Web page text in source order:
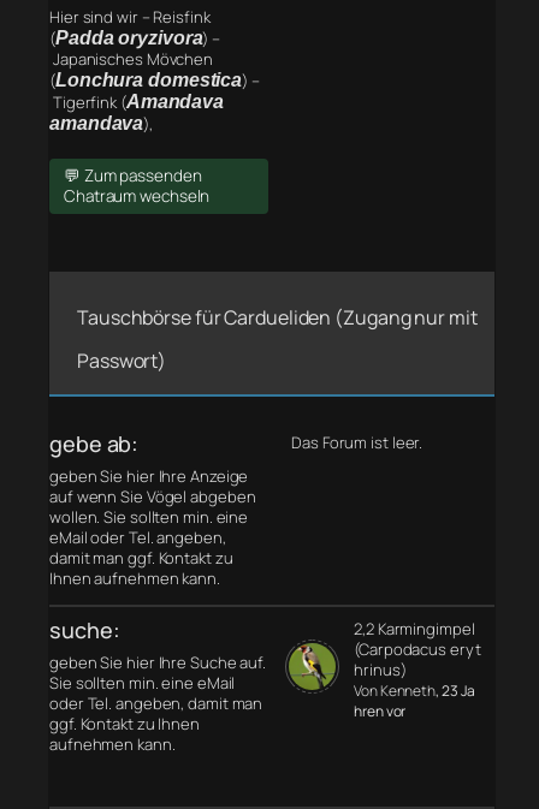
Hier sind wir – Reisfink
(Padda oryzivora) –
Japanisches Mövchen
(Lonchura domestica) –
Tigerfink (Amandava
amandava),
💬 Zum passenden
Chatraum wechseln
Tauschbörse für Cardueliden (Zugang nur mit
Passwort)
gebe ab:
geben Sie hier Ihre Anzeige
auf wenn Sie Vögel abgeben
wollen. Sie sollten min. eine
eMail oder Tel. angeben,
damit man ggf. Kontakt zu
Ihnen aufnehmen kann.
Das Forum ist leer.
suche:
geben Sie hier Ihre Suche auf.
Sie sollten min. eine eMail
oder Tel. angeben, damit man
ggf. Kontakt zu Ihnen
aufnehmen kann.
2,2 Karmingimpel
(Carpodacus eryt
hrinus)
Von Kenneth, 23 Ja
hren vor